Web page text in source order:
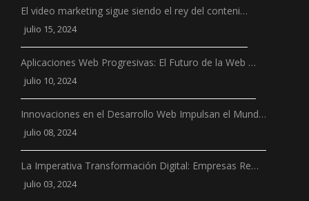
El video marketing sigue siendo el rey del conteni…
julio 15, 2024
Aplicaciones Web Progresivas: El Futuro de la Web …
julio 10, 2024
Innovaciones en el Desarrollo Web Impulsan el Mund…
julio 08, 2024
La Imperativa Transformación Digital: Empresas Re…
julio 03, 2024